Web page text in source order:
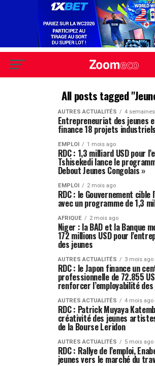
All posts tagged
AUTRES ACTUALITÉS 4
Entrepreneuriat des jeunes
finance 18 projets industriels
EMPLOI 1 mois ago
RDC : 1,3 milliard USD pour
Tshisekedi lance le
Debout Jeunes Congolais »
EMPLOI 2 mois ago
RDC : le Gouvernement cible
avec un programme de 1,3
AFRIQUE 2 mois ago
Niger : la BAD et la Banque
172 millions USD pour
des jeunes
AUTRES ACTUALITÉS 3 mois ago
RDC : le Japon finance un
professionnelle de 72.855
renforcer l’employabilité des
AUTRES ACTUALITÉS 4 mois ago
RDC : Patrick Muyaya
créativité des jeunes
de la Bourse Leridon
AUTRES ACTUALITÉS 5 mois ago
RDC : Rallye de l’emploi,
jeunes vers le marché du